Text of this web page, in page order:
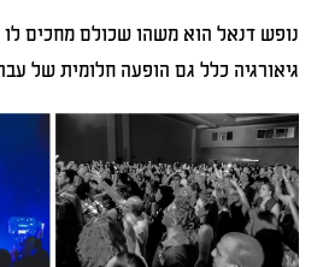
נופש דנאל הוא משהו שכולם מחכים לו
גיאורגיה כלל גם הופעה חלומית של